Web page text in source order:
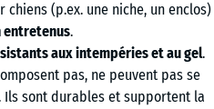
chiens (p.ex. une niche, un enclos)
.
aux intempéries et au gel.
pas, ne peuvent pas se
Ils sont durables et supportent la